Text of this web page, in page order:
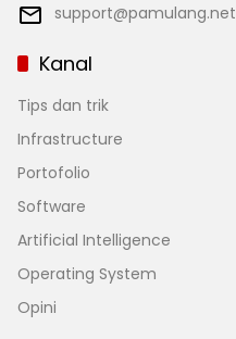
support@pamulang.net
Kanal
Tips dan trik
Infrastructure
Portofolio
Software
Artificial Intelligence
Operating System
Opini